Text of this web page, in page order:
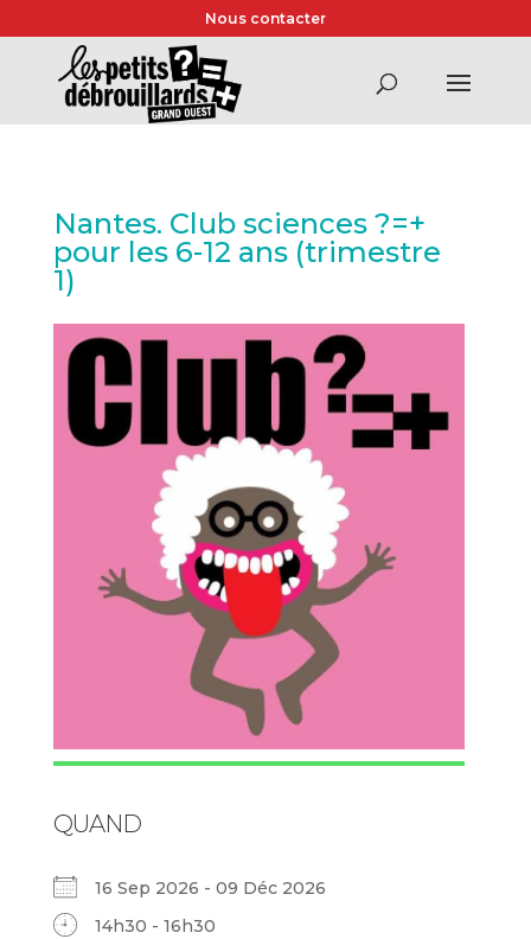
Nous contacter
Nantes. Club sciences ?=+
pour les 6-12 ans (trimestre
1)
QUAND
16 Sep 2026 - 09 Déc 2026
14h30 - 16h30